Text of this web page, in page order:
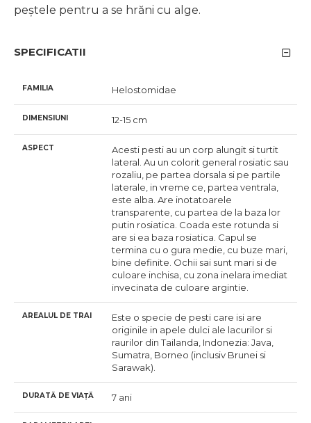
peștele pentru a se hrăni cu alge.
SPECIFICATII
FAMILIA Helostomidae
DIMENSIUNI 12-15 cm
ASPECT
Acesti pesti au un corp alungit si turtit
lateral. Au un colorit general rosiatic sau
rozaliu, pe partea dorsala si pe partile
laterale, in vreme ce, partea ventrala,
este alba. Are inotatoarele
transparente, cu partea de la baza lor
putin rosiatica. Coada este rotunda si
are si ea baza rosiatica. Capul se
termina cu o gura medie, cu buze mari,
bine definite. Ochii sai sunt mari si de
culoare inchisa, cu zona inelara imediat
invecinata de culoare argintie.
AREALUL DE TRAI
Este o specie de pesti care isi are
originile in apele dulci ale lacurilor si
raurilor din Tailanda, Indonezia: Java,
Sumatra, Borneo (inclusiv Brunei si
Sarawak).
DURATĂ DE VIAȚĂ 7 ani